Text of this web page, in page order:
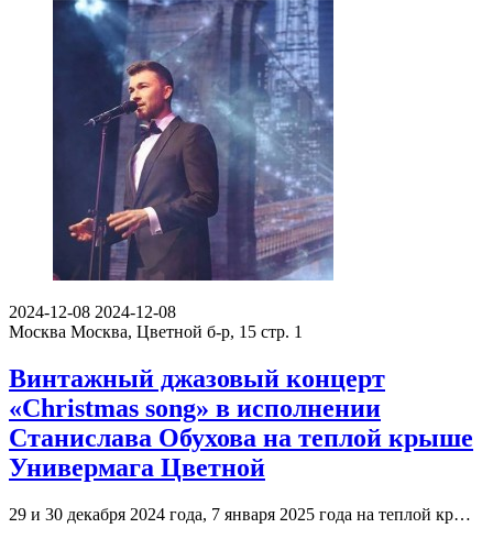
2024-12-08 2024-12-08
Москва Москва, Цветной б-р, 15 стр. 1
Винтажный джазовый концерт
«Christmas song» в исполнении
Станислава Обухова на теплой крыше
Универмага Цветной
29 и 30 декабря 2024 года, 7 января 2025 года на теплой кр…